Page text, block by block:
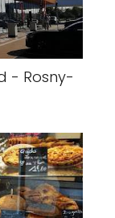
- Rosny-